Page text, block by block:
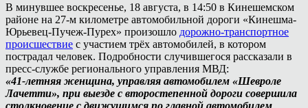
В минувшее воскресенье, 18 августа, в 14:50 в Кинешемском
районе на 27-м километре автомобильной дороги «Кинешма-
Юрьевец-Пучеж-Пурех» произошло дорожно-транспортное
происшествие с участием трёх автомобилей, в котором
пострадал человек. Подробности случившегося рассказали в
пресс-службе регионального управления МВД:
«41-летняя женщина, управляя автомобилем «Шевроле
Лачетти», при выезде с второстепенной дороги совершила
столкновение с движущимся по главной автомобилем